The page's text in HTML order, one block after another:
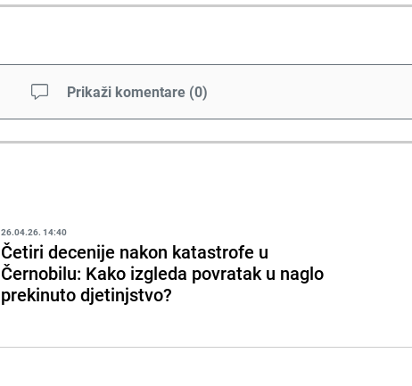
Prikaži komentare (0)
26.04.26. 14:40
Četiri decenije nakon katastrofe u
Černobilu: Kako izgleda povratak u naglo
prekinuto djetinjstvo?